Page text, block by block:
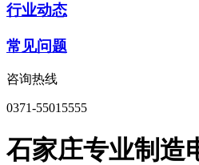
行业动态
常见问题
咨询热线
0371-55015555
石家庄专业制造